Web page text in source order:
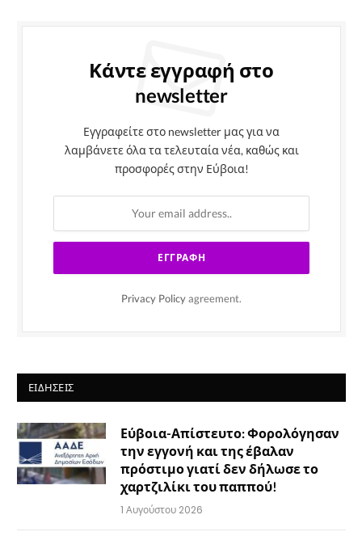
Κάντε εγγραφή στο
newsletter
Εγγραφείτε στο newsletter μας για να
λαμβάνετε όλα τα τελευταία νέα, καθώς και
προσφορές στην Εύβοια!
Privacy Policy agreement.
ΕΙΔΉΣΕΙΣ
Εύβοια-Απίστευτο: Φορολόγησαν
την εγγονή και της έβαλαν
πρόστιμο γιατί δεν δήλωσε το
χαρτζιλίκι του παππού!
1 Αυγούστου 2026